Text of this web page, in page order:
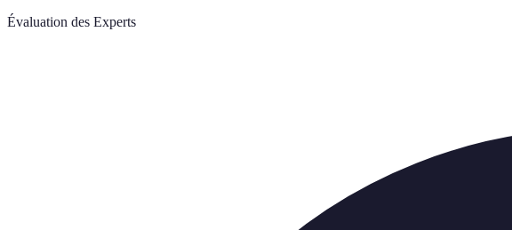
Évaluation des Experts